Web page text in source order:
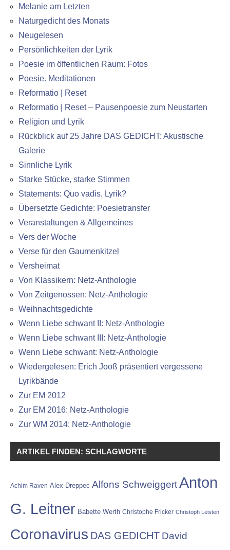
Melanie am Letzten
Naturgedicht des Monats
Neugelesen
Persönlichkeiten der Lyrik
Poesie im öffentlichen Raum: Fotos
Poesie. Meditationen
Reformatio | Reset
Reformatio | Reset – Pausenpoesie zum Neustarten
Religion und Lyrik
Rückblick auf 25 Jahre DAS GEDICHT: Akustische
Galerie
Sinnliche Lyrik
Starke Stücke, starke Stimmen
Statements: Quo vadis, Lyrik?
Übersetzte Gedichte: Poesietransfer
Veranstaltungen & Allgemeines
Vers der Woche
Verse für den Gaumenkitzel
Versheimat
Von Klassikern: Netz-Anthologie
Von Zeitgenossen: Netz-Anthologie
Weihnachtsgedichte
Wenn Liebe schwant II: Netz-Anthologie
Wenn Liebe schwant III: Netz-Anthologie
Wenn Liebe schwant: Netz-Anthologie
Wiedergelesen: Erich Jooß präsentiert vergessene
Lyrikbände
Zur EM 2012
Zur EM 2016: Netz-Anthologie
Zur WM 2014: Netz-Anthologie
ARTIKEL FINDEN: SCHLAGWORTE
Achim Raven Alex Dreppec Alfons SchweiggertAnton
G. Leitner Babette Werth Christophe Fricker Christoph Leisten
Coronavirus DAS GEDICHT David